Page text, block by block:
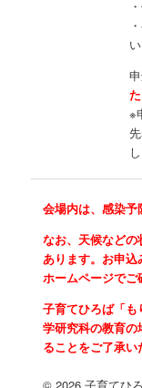
※
会場内は、感染予
なお、天候など
あります。お申
ホームページでご
子育てひろば「
学研究科の教育
ることをご了承い